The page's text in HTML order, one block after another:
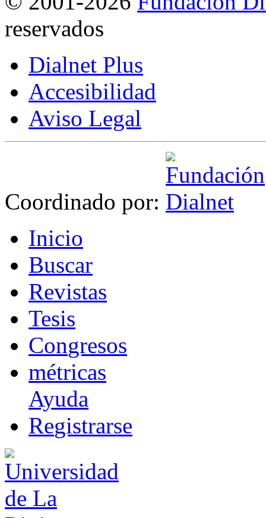
reservados
Dialnet Plus
Accesibilidad
Aviso Legal
Coordinado por:
Inicio
Buscar
Revistas
Tesis
Congresos
métricas
Ayuda
Registrarse